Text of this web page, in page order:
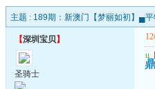
主题 : 189期：新澳门【梦丽如初】▄平
【深圳宝贝】
圣骑士
u